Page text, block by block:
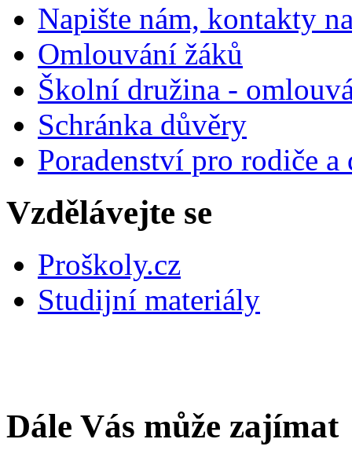
Napište nám, kontakty
Omlouvání žáků
Školní družina -
Schránka důvěry
Poradenství pro rodiče
Vzdělávejte se
Proškoly.cz
Studijní materiály
Dále Vás může zajímat